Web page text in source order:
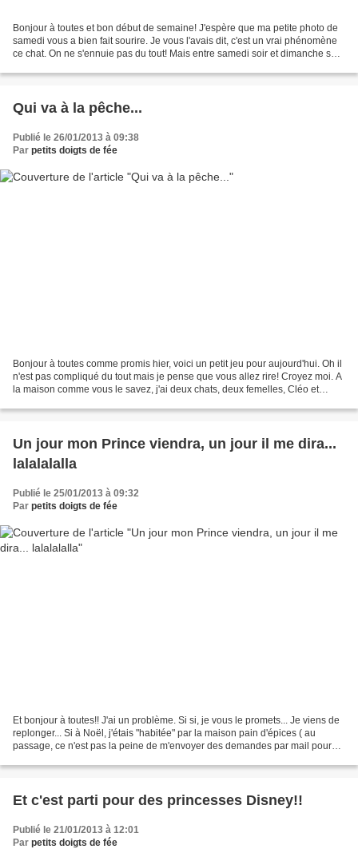
Bonjour à toutes et bon début de semaine! J'espère que ma petite photo de
samedi vous a bien fait sourire. Je vous l'avais dit, c'est un vrai phénomène
ce chat. On ne s'ennuie pas du tout! Mais entre samedi soir et dimanche soir,
Qui va à la pêche...
Publié le 26/01/2013 à 09:38
Par petits doigts de fée
Bonjour à toutes comme promis hier, voici un petit jeu pour aujourd'hui. Oh il
n'est pas compliqué du tout mais je pense que vous allez rire! Croyez moi. A
la maison comme vous le savez, j'ai deux chats, deux femelles, Cléo et
Un jour mon Prince viendra, un jour il me dira...
lalalalalla
Publié le 25/01/2013 à 09:32
Par petits doigts de fée
Et bonjour à toutes!! J'ai un problème. Si si, je vous le promets... Je viens de
replonger... Si à Noël, j'étais "habitée" par la maison pain d'épices ( au
passage, ce n'est pas la peine de m'envoyer des demandes par mail pour
Et c'est parti pour des princesses Disney!!
Publié le 21/01/2013 à 12:01
Par petits doigts de fée